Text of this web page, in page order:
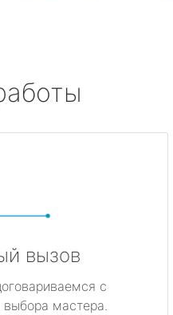
вызов
с
мастера.